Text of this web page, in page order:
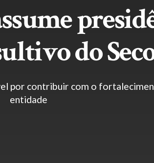
do
por contribuir com o
entidade